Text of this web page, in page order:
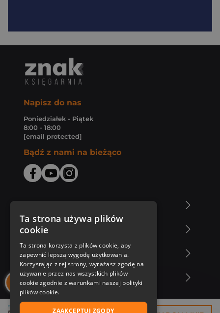
Napisz do nas
Poniedziałek - Piątek
8:00 - 18:00
[email protected]
Bądź z nami na bieżąco
Zakupy u nas
Nasza oferta
Nasi autorzy
Ta strona używa plików
cookie
Ta strona korzysta z plików cookie, aby
zapewnić lepszą wygodę użytkowania.
Korzystając z tej strony, wyrażasz zgodę na
używanie przez nas wszystkich plików
cookie zgodnie z warunkami naszej polityki
plików cookie.
ZAAKCEPTUJ ZGODY